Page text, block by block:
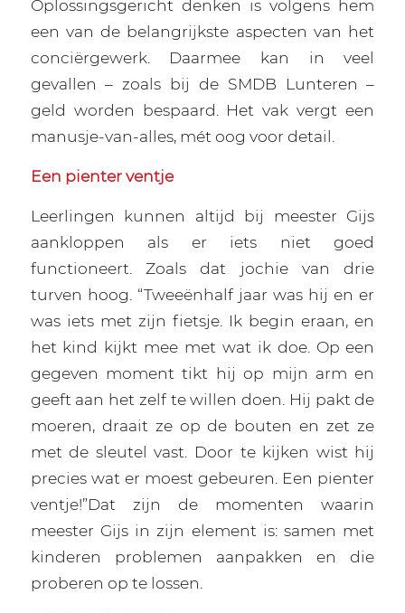
Oplossingsgericht denken is volgens hem
een van de belangrijkste aspecten van het
conciërgewerk. Daarmee kan in veel
gevallen – zoals bij de SMDB Lunteren –
geld worden bespaard. Het vak vergt een
manusje-van-alles, mét oog voor detail.
Een pienter ventje
Leerlingen kunnen altijd bij meester Gijs
aankloppen als er iets niet goed
functioneert. Zoals dat jochie van drie
turven hoog. “Tweeënhalf jaar was hij en er
was iets met zijn fietsje. Ik begin eraan, en
het kind kijkt mee met wat ik doe. Op een
gegeven moment tikt hij op mijn arm en
geeft aan het zelf te willen doen. Hij pakt de
moeren, draait ze op de bouten en zet ze
met de sleutel vast. Door te kijken wist hij
precies wat er moest gebeuren. Een pienter
ventje!”Dat zijn de momenten waarin
meester Gijs in zijn element is: samen met
kinderen problemen aanpakken en die
proberen op te lossen.